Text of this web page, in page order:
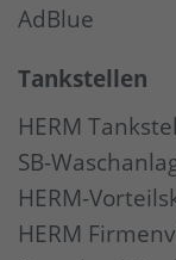
AdBlue
Tankstellen
HERM
SB-
HERM-
HERM